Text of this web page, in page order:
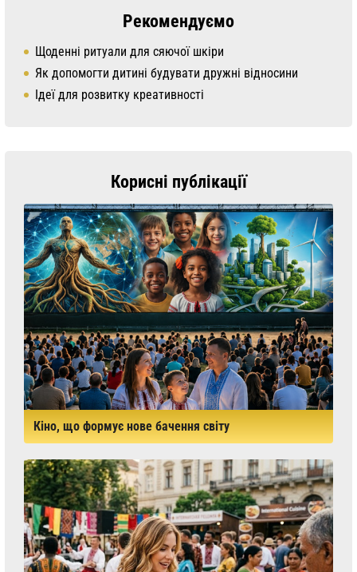
Рекомендуємо
Щоденні ритуали для сяючої шкіри
Як допомогти дитині будувати дружні відносини
Ідеї для розвитку креативності
Корисні публікації
Кіно, що формує нове бачення світу